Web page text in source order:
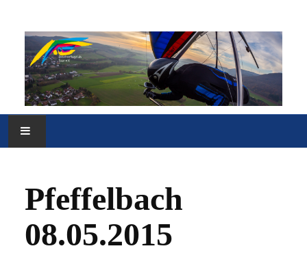
VEREIN
FLUGGELÄNDE
Pfeffelbach
08.05.2015